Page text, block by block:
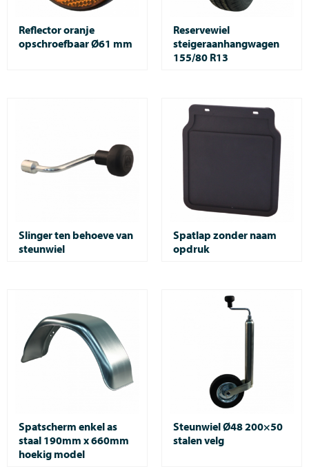
Reflector oranje
opschroefbaar Ø61 mm
Reservewiel
steigeraanhangwagen
155/80 R13
Slinger ten behoeve van
steunwiel
Spatlap zonder naam
opdruk
Spatscherm enkel as
staal 190mm x 660mm
hoekig model
Steunwiel Ø48 200×50
stalen velg